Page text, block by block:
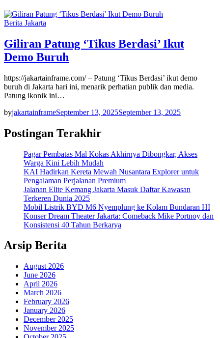
Berita Jakarta
Giliran Patung ‘Tikus Berdasi’ Ikut
Demo Buruh
https://jakartainframe.com/ – Patung ‘Tikus Berdasi’ ikut demo
buruh di Jakarta hari ini, menarik perhatian publik dan media.
Patung ikonik ini…
byjakartainframeSeptember 13, 2025September 13, 2025
Postingan Terakhir
Pagar Pembatas Mal Kokas Akhirnya Dibongkar, Akses
Warga Kini Lebih Mudah
KAI Hadirkan Kereta Mewah Nusantara Explorer untuk
Pengalaman Perjalanan Premium
Jalanan Elite Kemang Jakarta Masuk Daftar Kawasan
Terkeren Dunia 2025
Mobil Listrik BYD M6 Nyemplung ke Kolam Bundaran HI
Konser Dream Theater Jakarta: Comeback Mike Portnoy dan
Konsistensi 40 Tahun Berkarya
Arsip Berita
August 2026
June 2026
April 2026
March 2026
February 2026
January 2026
December 2025
November 2025